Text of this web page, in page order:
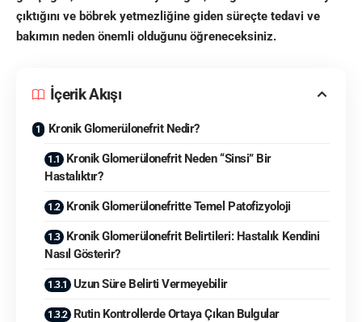
çıktığını ve böbrek yetmezliğine giden süreçte tedavi ve
bakımın neden önemli olduğunu öğreneceksiniz.
İçerik Akışı
Kronik Glomerülonefrit Nedir?
Kronik Glomerülonefrit Neden “Sinsi” Bir
Hastalıktır?
Kronik Glomerülonefritte Temel Patofizyoloji
Kronik Glomerülonefrit Belirtileri: Hastalık Kendini
Nasıl Gösterir?
Uzun Süre Belirti Vermeyebilir
Rutin Kontrollerde Ortaya Çıkan Bulgular